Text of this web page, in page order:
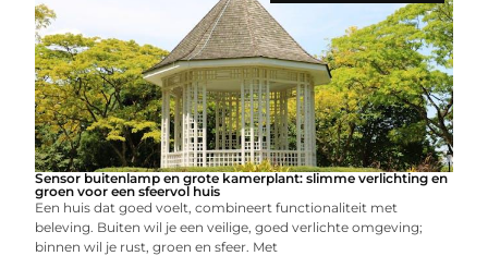
Sensor buitenlamp en grote kamerplant: slimme verlichting en
groen voor een sfeervol huis
Een huis dat goed voelt, combineert functionaliteit met
beleving. Buiten wil je een veilige, goed verlichte omgeving;
binnen wil je rust, groen en sfeer. Met